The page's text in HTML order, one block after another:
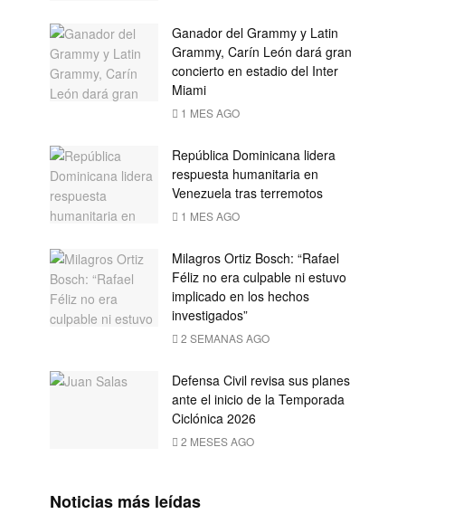
Ganador del Grammy y Latin
Grammy, Carín León dará gran
concierto en estadio del Inter
Miami
1 MES AGO
República Dominicana lidera
respuesta humanitaria en
Venezuela tras terremotos
1 MES AGO
Milagros Ortiz Bosch: “Rafael
Féliz no era culpable ni estuvo
implicado en los hechos
investigados”
2 SEMANAS AGO
Defensa Civil revisa sus planes
ante el inicio de la Temporada
Ciclónica 2026
2 MESES AGO
Noticias más leídas